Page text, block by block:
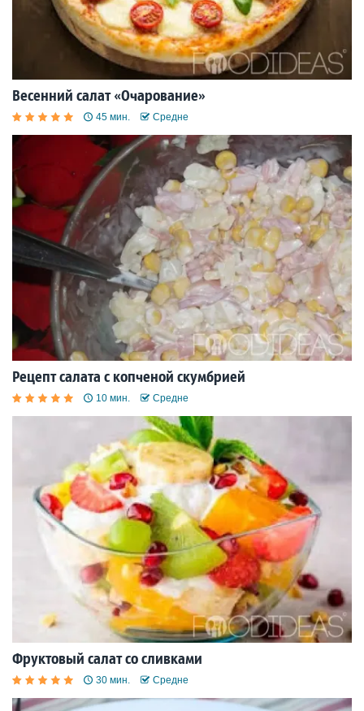
Весенний салат «Очарование»
45 мин. Средне
Рецепт салата с копченой скумбрией
10 мин. Средне
Фруктовый салат со сливками
30 мин. Средне